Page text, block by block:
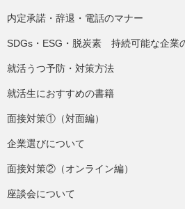
内定承諾・辞退・電話のマナー
SDGs・ESG・脱炭素 持続可能な企業
就活うつ予防・対策方法
就活生におすすめの書籍
面接対策①（対面編）
企業選びについて
面接対策②（オンライン編）
座談会について